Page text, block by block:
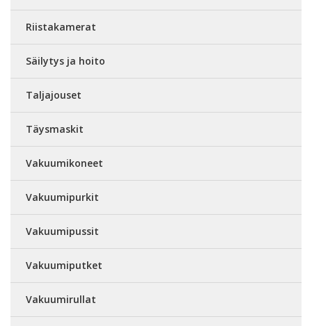
Riistakamerat
Säilytys ja hoito
Taljajouset
Täysmaskit
Vakuumikoneet
Vakuumipurkit
Vakuumipussit
Vakuumiputket
Vakuumirullat